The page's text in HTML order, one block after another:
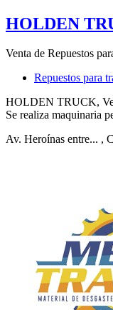
HOLDEN
Venta de Repuestos
Repuestos para
HOLDEN TRUCK,
Se realiza maquinaria
Av. Heroínas entre... ,